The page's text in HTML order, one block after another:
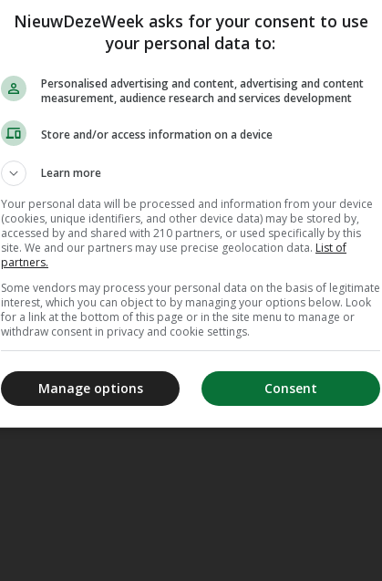
NieuwDezeWeek asks for your consent to use
your personal data to:
Personalised advertising and content, advertising and content
measurement, audience research and services development
Store and/or access information on a device
Learn more
Your personal data will be processed and information from your device
(cookies, unique identifiers, and other device data) may be stored by,
accessed by and shared with 210 partners, or used specifically by this
site. We and our partners may use precise geolocation data. List of
partners.
Some vendors may process your personal data on the basis of legitimate
interest, which you can object to by managing your options below. Look
for a link at the bottom of this page or in the site menu to manage or
withdraw consent in privacy and cookie settings.
Consent
Manage options